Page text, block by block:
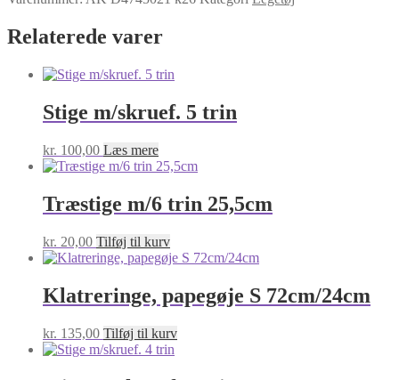
35CM
antal
Relaterede varer
Stige m/skruef. 5 trin
kr. 100,00 Læs mere
Træstige m/6 trin 25,5cm
kr. 20,00 Tilføj til kurv
Klatreringe, papegøje S 72cm/24cm
kr. 135,00 Tilføj til kurv